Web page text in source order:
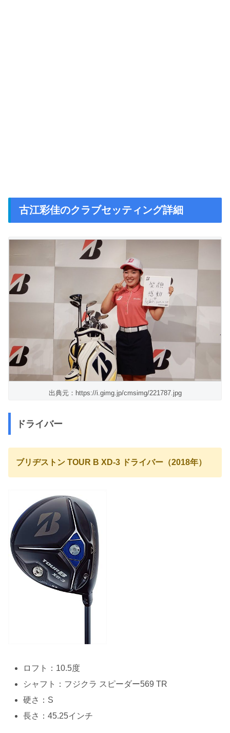
古江彩佳のクラブセッティング詳細
出典元：https://i.gimg.jp/cmsimg/221787.jpg
ドライバー
ブリヂストン TOUR B XD-3 ドライバー（2018年）
ロフト：10.5度
シャフト：フジクラ スピーダー569 TR
硬さ：S
長さ：45.25インチ